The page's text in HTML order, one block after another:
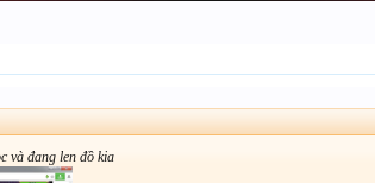
và đang len đồ kia